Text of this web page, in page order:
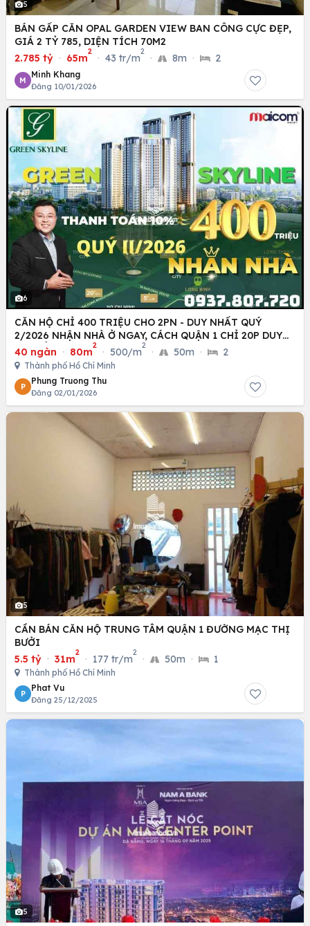
5
BÁN GẤP CĂN OPAL GARDEN VIEW BAN CÔNG CỰC ĐẸP,
GIÁ 2 TỶ 785, DIỆN TÍCH 70M2
2.785 tỷ · 65m
2
· 43 tr/m
2
· 8m · 2
M
Minh Khang
Đăng 10/01/2026
6
CĂN HỘ CHỈ 400 TRIỆU CHO 2PN - DUY NHẤT QUÝ
2/2026 NHẬN NHÀ Ở NGAY, CÁCH QUẬN 1 CHỈ 20P DUY
CHUYỂN
40 ngàn · 80m
2
· 500/m
2
· 50m · 2
Thành phố Hồ Chí Minh
P
Phung Truong Thu
Đăng 02/01/2026
5
CẦN BÁN CĂN HỘ TRUNG TÂM QUẬN 1 ĐƯỜNG MẠC THỊ
BƯỞI
5.5 tỷ · 31m
2
· 177 tr/m
2
· 50m · 1
Thành phố Hồ Chí Minh
P
Phat Vu
Đăng 25/12/2025
5